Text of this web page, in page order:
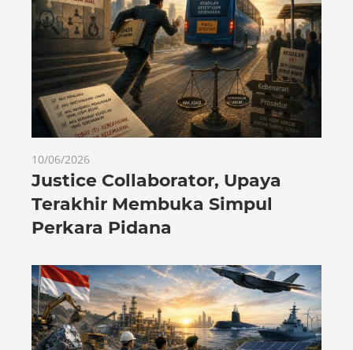
10/06/2026
Justice Collaborator, Upaya
Terakhir Membuka Simpul
Perkara Pidana